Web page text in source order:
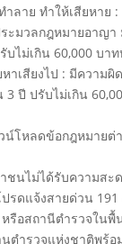
ำลาย ทำให้เสียหาย
ะมวลกฎหมายอาญา
บไม่เกิน 60,000 บา
าเสียงไป : มีความผิ
3 ปี ปรับไม่เกิน
โหลดข้อกฎหมายต่า
ชนไม่ได้รับความสะ
รดแจ้งสายด่วน 191
รือสถานีตำรวจในพื้
ตำรวจแห่งชาติพร้